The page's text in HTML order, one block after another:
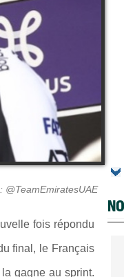
@TeamEmiratesUAE
fois répondu
final, le Français
gagne au sprint.